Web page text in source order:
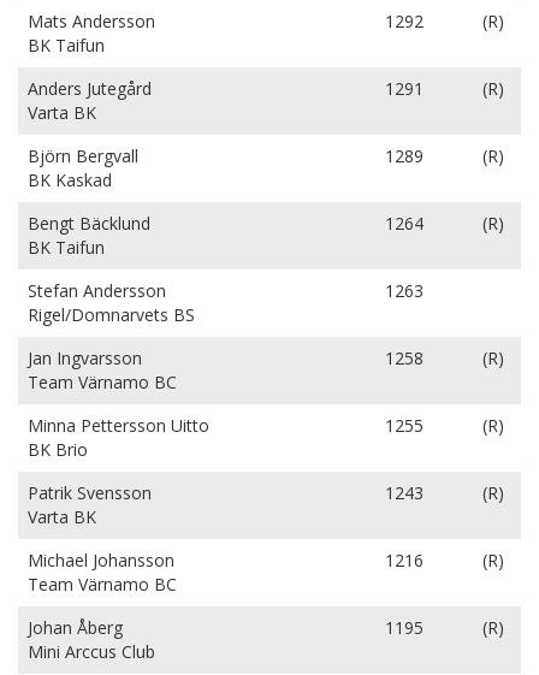
Mats Andersson
BK Taifun
1292 (R)
Anders Jutegård
Varta BK
1291 (R)
Björn Bergvall
BK Kaskad
1289 (R)
Bengt Bäcklund
BK Taifun
1264 (R)
Stefan Andersson
Rigel/Domnarvets BS
1263
Jan Ingvarsson
Team Värnamo BC
1258 (R)
Minna Pettersson Uitto
BK Brio
1255 (R)
Patrik Svensson
Varta BK
1243 (R)
Michael Johansson
Team Värnamo BC
1216 (R)
Johan Åberg
Mini Arccus Club
1195 (R)